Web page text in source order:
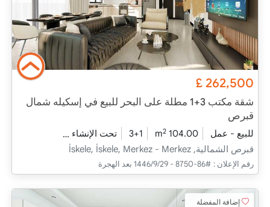
262,500
£
شقة مكتب 3+1 مطلة على البحر للبيع في إسكيله شمال
قبرص
للبيع - عمل 104.00 m
2
3+1 تحت الإنشاء
قبرص الشمالية, İskele, İskele, Merkez - Merkez
رقم الإعلان : #86-8750 - 29‏‏/9‏‏/1446 بعد الهجرة
إضافة المفضلة